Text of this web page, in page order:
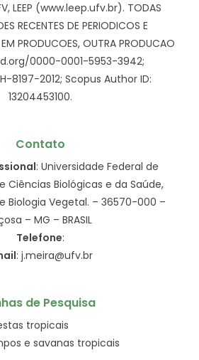
LEEP (www.leep.ufv.br). TODAS
RECENTES DE PERIODICOS E
PRODUCOES, OUTRA PRODUCAO
0000-0001-5953-3942;
8197-2012; Scopus Author ID:
13204453100.
Contato
: Universidade Federal de
Ciências Biológicas e da Saúde,
Biologia Vegetal. – 36570-000 –
– MG – BRASIL
Telefone:
: j.meira@ufv.br
de Pesquisa
tropicais
e savanas tropicais